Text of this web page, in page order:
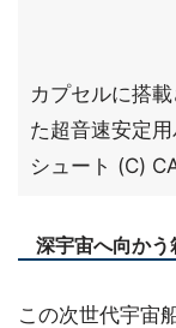
カプセルに搭
た超音速安定用
シュート (C)
深宇宙へ向かう
この次世代宇宙